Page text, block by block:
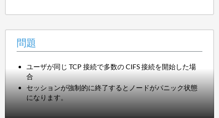
問題
ユーザが同じ TCP 接続で多数の CIFS 接続を開始した場
合
セッションが強制的に終了するとノードがパニック状態
になります。